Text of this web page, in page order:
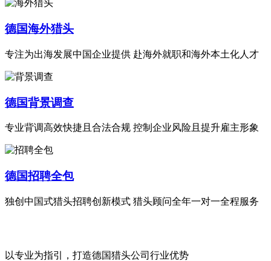
德国海外猎头
专注为出海发展中国企业提供 赴海外就职和海外本土化人才
德国背景调查
专业背调高效快捷且合法合规 控制企业风险且提升雇主形象
德国招聘全包
独创中国式猎头招聘创新模式 猎头顾问全年一对一全程服务
以专业为指引，打造德国猎头公司行业优势